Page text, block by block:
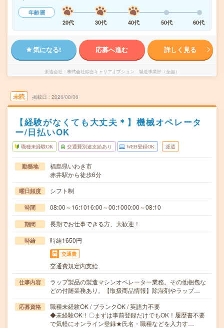
年齢層
20代
30代 40代 50代 60代
気になる! 応募へ進む 詳しく見る
派遣会社 株式会社綜合キャリアオプション 製造事業部（全国）
未読 掲載日 2026/08/06
【経験がなくても大丈夫＊】機械オペレータ
ー/日払いOK
職種未経験OK 交通費別途支給あり WEB登録OK 派遣
勤務地
福島県いわき市
赤井駅から徒歩6分
曜日頻度 シフト制
時間 08:00～16:1016:00～00:1000:00～08:10
期間 長期でお仕事できる方、大歓迎！
時給 時給1650円
交通費
交通費規定内支給
仕事内容
ラップ製品の製造マシンオペレーター業務。その他梱包な
どの付随業務あり。【取扱商品情報】除湿剤やラップ…
応募資格
職種未経験OK / ブランクOK / 英語力不要
◆未経験OK！〇まずは事前登録だけでもOK！履歴書不要
で気軽にオンライン登録★氏名・職種などを入力す…